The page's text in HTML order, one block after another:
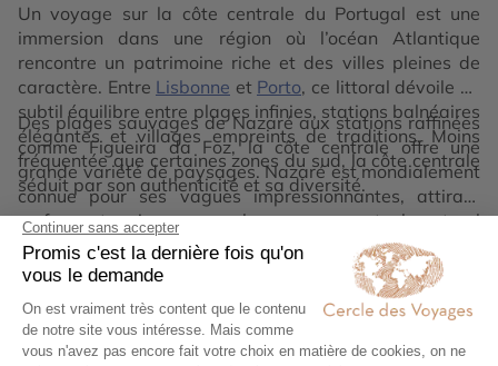
Un voyage sur la côte centrale du Portugal est une
immersion dans une région où l’océan Atlantique
rencontre un patrimoine riche et des villes pleines de
caractère. Entre Lisbonne et Porto, ce littoral dévoile un
subtil équilibre entre plages infinies, stations balnéaires
élégantes et villages empreints de traditions. Moins
fréquentée que certaines zones du sud, la côte centrale
séduit par son authenticité et sa diversité.
Des plages sauvages de Nazaré aux stations raffinées
comme Figueira da Foz, la côte centrale offre une
grande variété de paysages. Nazaré est mondialement
connue pour ses vagues impressionnantes, attirant
surfeurs et curieux venus observer ce spectacle naturel
unique. Plus au sud, Peniche et ses falaises découpées
ouvrent la voie à des panoramas spectaculaires, tandis
que les longues plages de sable invitent à la détente et
aux activités nautiques.
Au-delà du littoral, la région regorge de trésors
culturels. La ville universitaire de Coimbra, chargée
d’histoire, dévoile une atmosphère unique, tandis que
les villages alentour révèlent un Portugal plus intime.
Les traditions maritimes sont omniprésentes, que ce
soit dans les ports de pêche, les marchés ou la
Explorer la côte centrale du Portugal, c’est vivre une